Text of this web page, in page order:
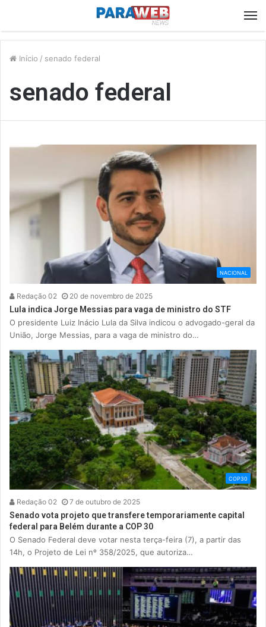
Início / senado federal
senado federal
NACIONAL
Redação 02 20 de novembro de 2025
Lula indica Jorge Messias para vaga de ministro do STF
O presidente Luiz Inácio Lula da Silva indicou o advogado-geral da
União, Jorge Messias, para a vaga de ministro do…
COP30
Redação 02 7 de outubro de 2025
Senado vota projeto que transfere temporariamente capital
federal para Belém durante a COP 30
O Senado Federal deve votar nesta terça-feira (7), a partir das
14h, o Projeto de Lei nº 358/2025, que autoriza…